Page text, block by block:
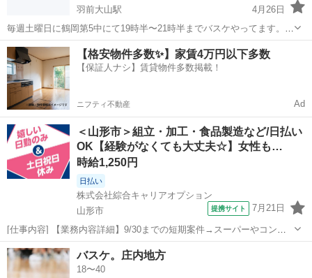
羽前大山駅
4月26日
毎週土曜日に鶴岡第5中にて19時半〜21時半までバスケやってます。
20代〜50代までの方に参加していただいてます。 基本的には5対5の試
合しかやりません 練習に参加していただける方を募集します 性別、年
齢問いません...
山形 鶴岡市 羽前大山駅 バスケットボール 50代
【格安物件多数✨】家賃4万円以下多数
【保証人ナシ】賃貸物件多数掲載！
ニフティ不動産 Ad
＜山形市＞組立・加工・食品製造など/日払い
OK【経験がなくても大丈夫☆】女性も…
時給1,250円
日払い
株式会社綜合キャリアオプション
山形市
提携サイト 7月21日
[仕事内容] 【業務内容詳細】9/30までの短期案件→スーパーやコンビ
ニで販売されているおつまみ食品を製造する工場でのお仕事です。 出
来上がった商品のキズや形くずれがないか目視でチェック問題のない
商品を袋や箱へ包装・箱詰め包...
山形 山形市
バスケ。庄内地方
18〜40